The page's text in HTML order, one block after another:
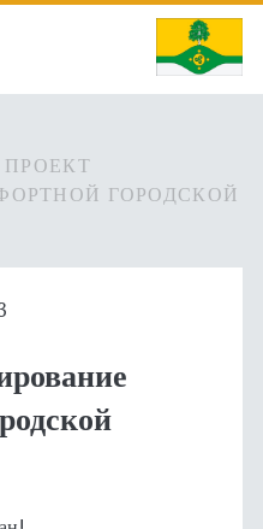
ПРОЕКТ
ГОРОДСКОЙ